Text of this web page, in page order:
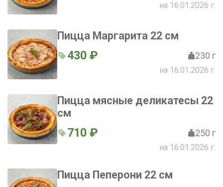
на 16.01.2026 г.
Пицца Маргарита 22 см
430 ₽ 230 г
на 16.01.2026 г.
Пицца мясные деликатесы 22
см
710 ₽ 250 г
на 16.01.2026 г.
Пицца Пеперони 22 см